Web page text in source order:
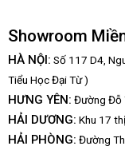
Showroom
HÀ NỘI: Số 117 D4,
Tiểu Học Đại Từ )
HƯNG YÊN: Đường Đỗ
HẢI DƯƠNG: Khu 17
HẢI PHÒNG: Đường